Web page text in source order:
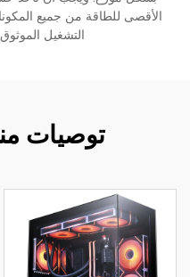
الأقصى للطاقة من جميع
التشغيل الموثوق
توصيات